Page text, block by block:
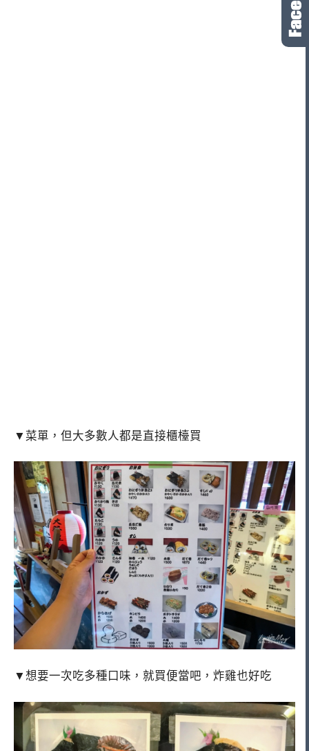
▼菜單，但大多數人都是直接櫃檯買
▼想要一次吃多種口味，就買便當吧，炸雞也好吃